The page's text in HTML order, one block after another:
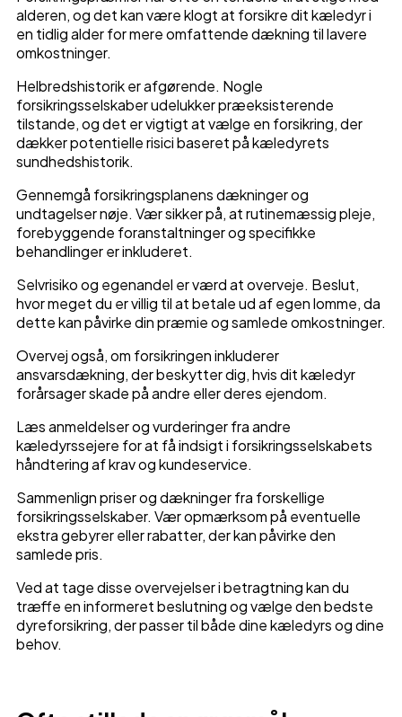
alderen, og det kan være klogt at forsikre dit kæledyr i
en tidlig alder for mere omfattende dækning til lavere
omkostninger.
Helbredshistorik er afgørende. Nogle
forsikringsselskaber udelukker præeksisterende
tilstande, og det er vigtigt at vælge en forsikring, der
dækker potentielle risici baseret på kæledyrets
sundhedshistorik.
Gennemgå forsikringsplanens dækninger og
undtagelser nøje. Vær sikker på, at rutinemæssig pleje,
forebyggende foranstaltninger og specifikke
behandlinger er inkluderet.
Selvrisiko og egenandel er værd at overveje. Beslut,
hvor meget du er villig til at betale ud af egen lomme, da
dette kan påvirke din præmie og samlede omkostninger.
Overvej også, om forsikringen inkluderer
ansvarsdækning, der beskytter dig, hvis dit kæledyr
forårsager skade på andre eller deres ejendom.
Læs anmeldelser og vurderinger fra andre
kæledyrssejere for at få indsigt i forsikringsselskabets
håndtering af krav og kundeservice.
Sammenlign priser og dækninger fra forskellige
forsikringsselskaber. Vær opmærksom på eventuelle
ekstra gebyrer eller rabatter, der kan påvirke den
samlede pris.
Ved at tage disse overvejelser i betragtning kan du
træffe en informeret beslutning og vælge den bedste
dyreforsikring, der passer til både dine kæledyrs og dine
behov.